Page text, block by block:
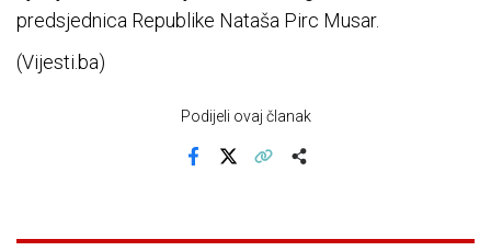
predsjednica Republike Nataša Pirc Musar.
(Vijesti.ba)
Podijeli ovaj članak